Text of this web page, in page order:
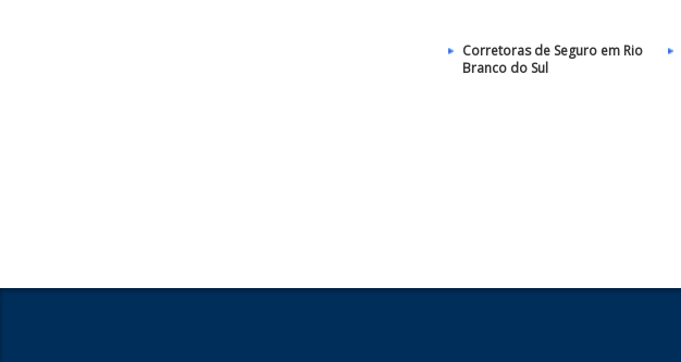
Corretoras de Seguro em Rio
Branco do Sul